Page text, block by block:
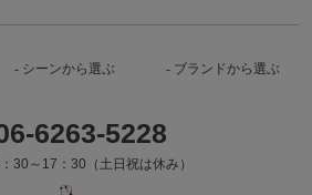
シーンから選ぶ ブランドから選ぶ
6263-5228
30～17：30（土日祝は休み）